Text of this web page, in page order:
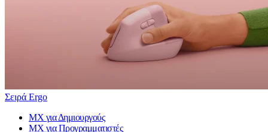
Σειρά Ergo
MX για Δημιουργούς
MX για Προγραμματιστές